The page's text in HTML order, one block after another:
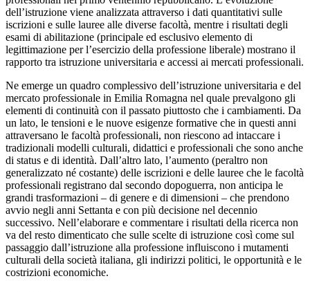
dell’istruzione viene analizzata attraverso i dati quantitativi sulle
iscrizioni e sulle lauree alle diverse facoltà, mentre i risultati degli
esami di abilitazione (principale ed esclusivo elemento di
legittimazione per l’esercizio della professione liberale) mostrano il
rapporto tra istruzione universitaria e accessi ai mercati professionali.
Ne emerge un quadro complessivo dell’istruzione universitaria e del
mercato professionale in Emilia Romagna nel quale prevalgono gli
elementi di continuità con il passato piuttosto che i cambiamenti. Da
un lato, le tensioni e le nuove esigenze formative che in questi anni
attraversano le facoltà professionali, non riescono ad intaccare i
tradizionali modelli culturali, didattici e professionali che sono anche
di status e di identità. Dall’altro lato, l’aumento (peraltro non
generalizzato né costante) delle iscrizioni e delle lauree che le facoltà
professionali registrano dal secondo dopoguerra, non anticipa le
grandi trasformazioni – di genere e di dimensioni – che prendono
avvio negli anni Settanta e con più decisione nel decennio
successivo. Nell’elaborare e commentare i risultati della ricerca non
va del resto dimenticato che sulle scelte di istruzione così come sul
passaggio dall’istruzione alla professione influiscono i mutamenti
culturali della società italiana, gli indirizzi politici, le opportunità e le
costrizioni economiche.